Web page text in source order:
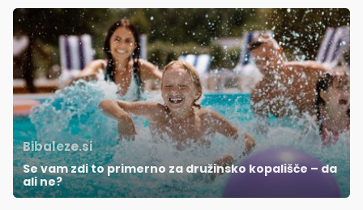
Bibaleze.si
Se vam zdi to primerno za družinsko kopališče – da
ali ne?